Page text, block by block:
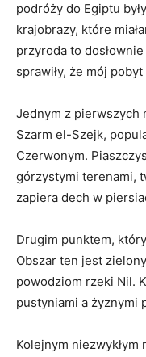
podróży do Egiptu
krajobrazy, które‍
przyroda to
sprawiły, że mój
Jednym ⁤z ⁢pierwszych
Szarm el-Szejk,
Czerwonym.
górzystymi terenami,​
zapiera⁢ dech w
Drugim punktem,
Obszar ten jest
powodziom rzeki Nil.
pustyniami a żyznymi
Kolejnym